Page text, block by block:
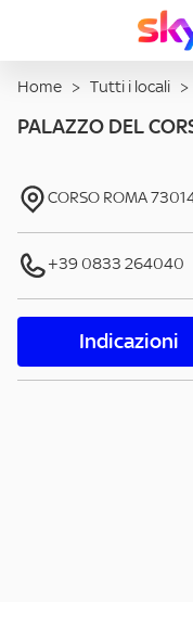
Home > Tutti i locali >
PALAZZO DEL
CORSO ROMA
+39 0833 264040
Indicazioni